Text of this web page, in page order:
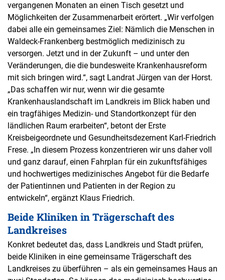
vergangenen Monaten an einen Tisch gesetzt und
Möglichkeiten der Zusammenarbeit erörtert. „Wir verfolgen
dabei alle ein gemeinsames Ziel: Nämlich die Menschen in
Waldeck-Frankenberg bestmöglich medizinisch zu
versorgen. Jetzt und in der Zukunft – und unter den
Veränderungen, die die bundesweite Krankenhausreform
mit sich bringen wird.“, sagt Landrat Jürgen van der Horst.
„Das schaffen wir nur, wenn wir die gesamte
Krankenhauslandschaft im Landkreis im Blick haben und
ein tragfähiges Medizin- und Standortkonzept für den
ländlichen Raum erarbeiten“, betont der Erste
Kreisbeigeordnete und Gesundheitsdezernent Karl-Friedrich
Frese. „In diesem Prozess konzentrieren wir uns daher voll
und ganz darauf, einen Fahrplan für ein zukunftsfähiges
und hochwertiges medizinisches Angebot für die Bedarfe
der Patientinnen und Patienten in der Region zu
entwickeln“, ergänzt Klaus Friedrich.
Beide Kliniken in Trägerschaft des
Landkreises
Konkret bedeutet das, dass Landkreis und Stadt prüfen,
beide Kliniken in eine gemeinsame Trägerschaft des
Landkreises zu überführen – als ein gemeinsames Haus an